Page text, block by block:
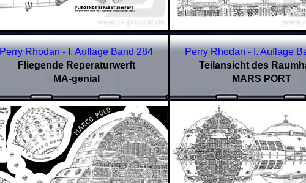
Perry Rhodan - I. Auflage Band 284
Fliegende Reperaturwerft
MA-genial
Perry Rhodan - I. Auflage
Teilansicht des
MARS PORT